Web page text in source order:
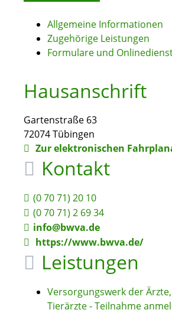
Allgemeine Informationen
Zugehörige Leistungen
Formulare und
Hausanschrift
Gartenstraße 63
72074Tübingen
Zur elektronischen
Kontakt
(0 70 71) 20 10
(0 70 71) 2 69 34
info@bwva.de
https://www.bwva.de/
Leistungen
Versorgungswerk der
Tierärzte - Teilnahme